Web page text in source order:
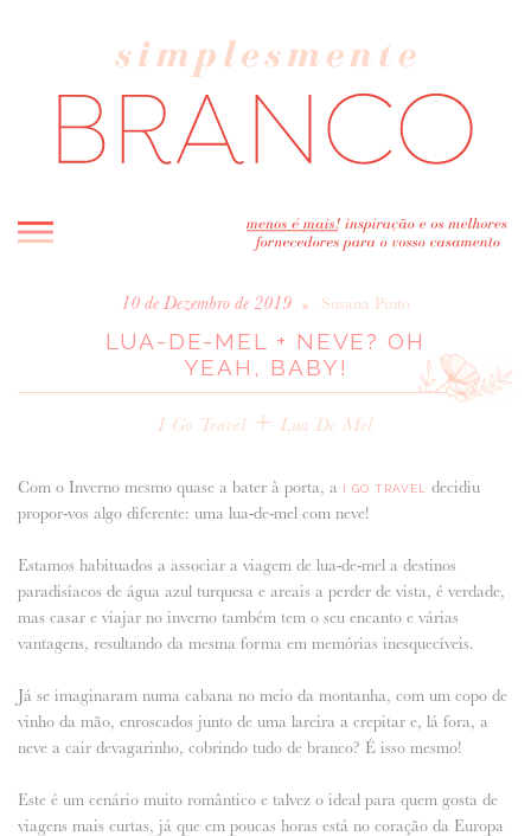
INICIO
BLOG
MELHOR INSPIRAÇÃO
ENTREVISTAS
CASAVA-ME AQUI!
FORNECEDORES RECOMENDADOS
ANUNCIE CONNOSCO
10 de Dezembro de 2019 • Susana Pinto
LUA-DE-MEL + NEVE? OH
YEAH, BABY!
I Go Travel+ Lua De Mel
Com o Inverno mesmo quase a bater à porta, a I GO TRAVEL
decidiu
propor-vos algo diferente: uma lua-de-mel com neve!
Estamos habituados a associar a viagem de lua-de-mel a destinos
paradisíacos de água azul turquesa e areais a perder de vista, é verdade,
mas casar e viajar no inverno também tem o seu encanto e várias
vantagens, resultando da mesma forma em memórias inesquecíveis.
Já se imaginaram numa cabana no meio da montanha, com um copo de
vinho da mão, enroscados junto de uma lareira a crepitar e, lá fora, a
neve a cair devagarinho, cobrindo tudo de branco? É isso mesmo!
Este é um cenário muito romântico e talvez o ideal para quem gosta de
viagens mais curtas, já que em poucas horas está no coração da Europa